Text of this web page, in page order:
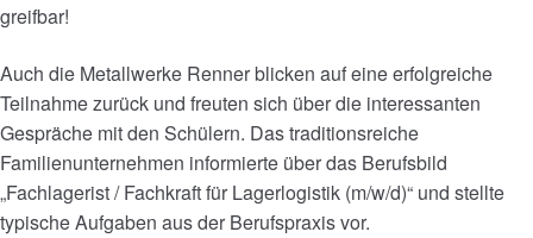
greifbar!
Auch die Metallwerke Renner blicken auf eine erfolgreiche
Teilnahme zurück und freuten sich über die interessanten
Gespräche mit den Schülern. Das traditionsreiche
Familienunternehmen informierte über das Berufsbild
„Fachlagerist / Fachkraft für Lagerlogistik (m/w/d)“ und stellte
typische Aufgaben aus der Berufspraxis vor.